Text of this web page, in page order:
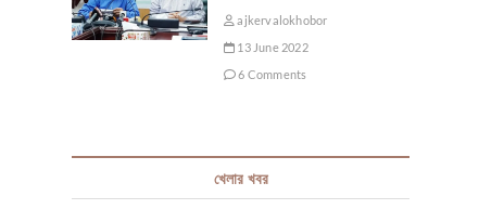
ajkervalokhobor
13 June 2022
6 Comments
খেলার খবর